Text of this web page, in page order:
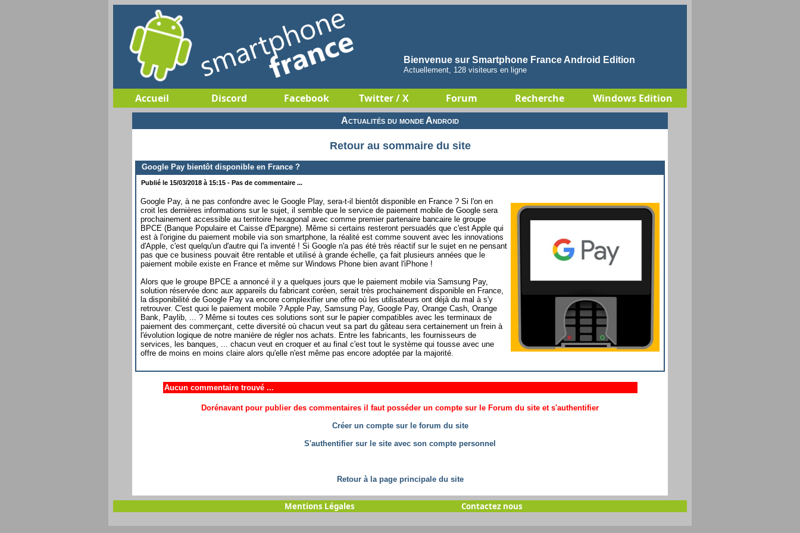
Bienvenue sur Smartphone France Android Edition
Actuellement, 128 visiteurs en ligne
Accueil Discord Facebook Twitter / X Forum Recherche Windows Edition
Actualités du monde Android
Retour au sommaire du site
Google Pay bientôt disponible en France ?
Publié le 15/03/2018 à 15:15 - Pas de commentaire ...
Google Pay, à ne pas confondre avec le Google Play, sera-t-il bientôt disponible en France ? Si l'on en
croit les dernières informations sur le sujet, il semble que le service de paiement mobile de Google sera
prochainement accessible au territoire hexagonal avec comme premier partenaire bancaire le groupe
BPCE (Banque Populaire et Caisse d'Epargne). Même si certains resteront persuadés que c'est Apple qui
est à l'origine du paiement mobile via son smartphone, la réalité est comme souvent avec les innovations
d'Apple, c'est quelqu'un d'autre qui l'a inventé ! Si Google n'a pas été très réactif sur le sujet en ne pensant
pas que ce business pouvait être rentable et utilisé à grande échelle, ça fait plusieurs années que le
paiement mobile existe en France et même sur Windows Phone bien avant l'iPhone !
Alors que le groupe BPCE a annoncé il y a quelques jours que le paiement mobile via Samsung Pay,
solution réservée donc aux appareils du fabricant coréen, serait très prochainement disponible en France,
la disponibilité de Google Pay va encore complexifier une offre où les utilisateurs ont déjà du mal à s'y
retrouver. C'est quoi le paiement mobile ? Apple Pay, Samsung Pay, Google Pay, Orange Cash, Orange
Bank, Paylib, ... ? Même si toutes ces solutions sont sur le papier compatibles avec les terminaux de
paiement des commerçant, cette diversité où chacun veut sa part du gâteau sera certainement un frein à
l'évolution logique de notre manière de régler nos achats. Entre les fabricants, les fournisseurs de
services, les banques, ... chacun veut en croquer et au final c'est tout le système qui tousse avec une
offre de moins en moins claire alors qu'elle n'est même pas encore adoptée par la majorité.
Aucun commentaire trouvé ...
Dorénavant pour publier des commentaires il faut posséder un compte sur le Forum du site et s'authentifier
Créer un compte sur le forum du site
S'authentifier sur le site avec son compte personnel
Retour à la page principale du site
Mentions Légales Contactez nous